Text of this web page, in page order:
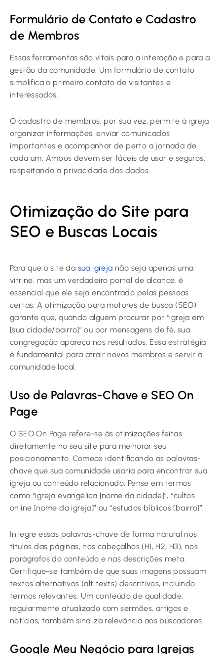
Formulário de Contato e Cadastro
de Membros
Essas ferramentas são vitais para a interação e para a
gestão da comunidade. Um formulário de contato
simplifica o primeiro contato de visitantes e
interessados.
O cadastro de membros, por sua vez, permite à igreja
organizar informações, enviar comunicados
importantes e acompanhar de perto a jornada de
cada um. Ambos devem ser fáceis de usar e seguros,
respeitando a privacidade dos dados.
Otimização do Site para
SEO e Buscas Locais
Para que o site da sua igreja não seja apenas uma
vitrine, mas um verdadeiro portal de alcance, é
essencial que ele seja encontrado pelas pessoas
certas. A otimização para motores de busca (SEO)
garante que, quando alguém procurar por “igreja em
[sua cidade/bairro]” ou por mensagens de fé, sua
congregação apareça nos resultados. Essa estratégia
é fundamental para atrair novos membros e servir à
comunidade local.
Uso de Palavras-Chave e SEO On
Page
O SEO On Page refere-se às otimizações feitas
diretamente no seu site para melhorar seu
posicionamento. Comece identificando as palavras-
chave que sua comunidade usaria para encontrar sua
igreja ou conteúdo relacionado. Pense em termos
como “igreja evangélica [nome da cidade]”, “cultos
online [nome da igreja]” ou “estudos bíblicos [bairro]”.
Integre essas palavras-chave de forma natural nos
títulos das páginas, nos cabeçalhos (H1, H2, H3), nos
parágrafos do conteúdo e nas descrições meta.
Certifique-se também de que suas imagens possuam
textos alternativos (alt texts) descritivos, incluindo
termos relevantes. Um conteúdo de qualidade,
regularmente atualizado com sermões, artigos e
notícias, também sinaliza relevância aos buscadores.
Google Meu Negócio para Igrejas